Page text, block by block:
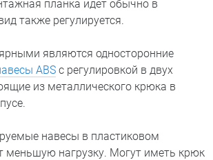
планка идет обычно в
также регулируется.
являются односторонние
ABS с регулировкой в двух
из металлического крюка в
навесы в пластиковом
меньшую нагрузку. Могут иметь крюк